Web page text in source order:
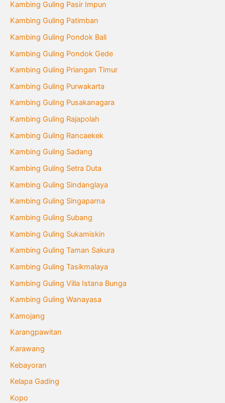
Kambing Guling Pasir Impun
Kambing Guling Patimban
Kambing Guling Pondok Bali
Kambing Guling Pondok Gede
Kambing Guling Priangan Timur
Kambing Guling Purwakarta
Kambing Guling Pusakanagara
Kambing Guling Rajapolah
Kambing Guling Rancaekek
Kambing Guling Sadang
Kambing Guling Setra Duta
Kambing Guling Sindanglaya
Kambing Guling Singaparna
Kambing Guling Subang
Kambing Guling Sukamiskin
Kambing Guling Taman Sakura
Kambing Guling Tasikmalaya
Kambing Guling Villa Istana Bunga
Kambing Guling Wanayasa
Kamojang
Karangpawitan
Karawang
Kebayoran
Kelapa Gading
Kopo